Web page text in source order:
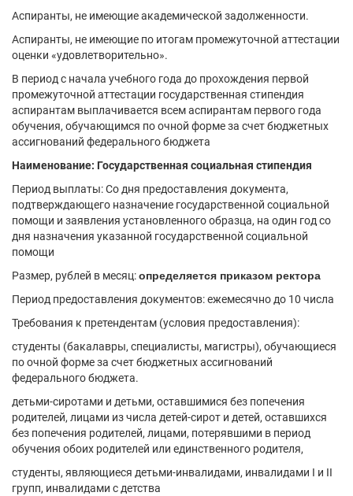
Аспиранты, не имеющие академической задолженности.
Аспиранты, не имеющие по итогам промежуточной аттестации
оценки «удовлетворительно».
В период с начала учебного года до прохождения первой
промежуточной аттестации государственная стипендия
аспирантам выплачивается всем аспирантам первого года
обучения, обучающимся по очной форме за счет бюджетных
ассигнований федерального бюджета
Наименование: Государственная социальная стипендия
Период выплаты: Со дня предоставления документа,
подтверждающего назначение государственной социальной
помощи и заявления установленного образца, на один год со
дня назначения указанной государственной социальной
помощи
Размер, рублей в месяц:определяется приказом ректора
Период предоставления документов: ежемесячно до 10 числа
Требования к претендентам (условия предоставления):
студенты (бакалавры, специалисты, магистры), обучающиеся
по очной форме за счет бюджетных ассигнований
федерального бюджета.
детьми-сиротами и детьми, оставшимися без попечения
родителей, лицами из числа детей-сирот и детей, оставшихся
без попечения родителей, лицами, потерявшими в период
обучения обоих родителей или единственного родителя,
студенты, являющиеся детьми-инвалидами, инвалидами I и II
групп, инвалидами с детства